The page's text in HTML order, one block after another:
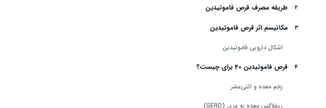
طریقه مصرف قرص فاموتیدین
مکانیسم اثر قرص فاموتیدین
اشکال دارویی فاموتیدین
قرص فاموتیدین 40 برای چیست؟
زخم معده و اثنی‌عشر
ریفلاکس معده به مری (GERD)